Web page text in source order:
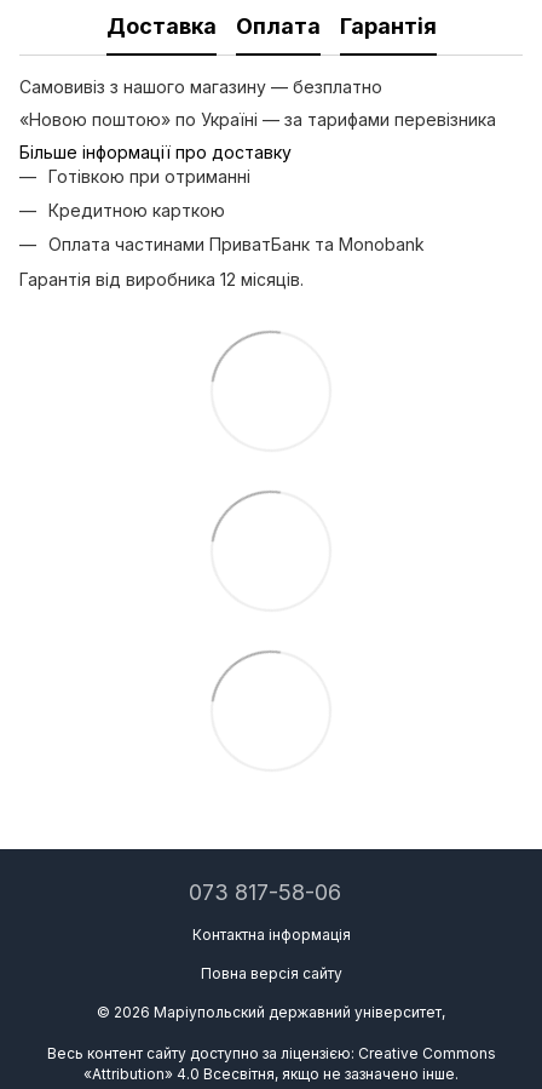
Доставка Оплата Гарантія
Самовивіз з нашого магазину — безплатно
«Новою поштою» по Україні — за тарифами перевізника
Більше інформації про доставку
Готівкою при отриманні
Кредитною карткою
Оплата частинами ПриватБанк та Monobank
Гарантія від виробника 12 місяців.
073 817-58-06
Контактна інформація
Повна версія сайту
© 2026 Маріупольский державний університет,
Весь контент сайту доступно за ліцензією: Creative Commons
«Attribution» 4.0 Всесвітня, якщо не зазначено інше.